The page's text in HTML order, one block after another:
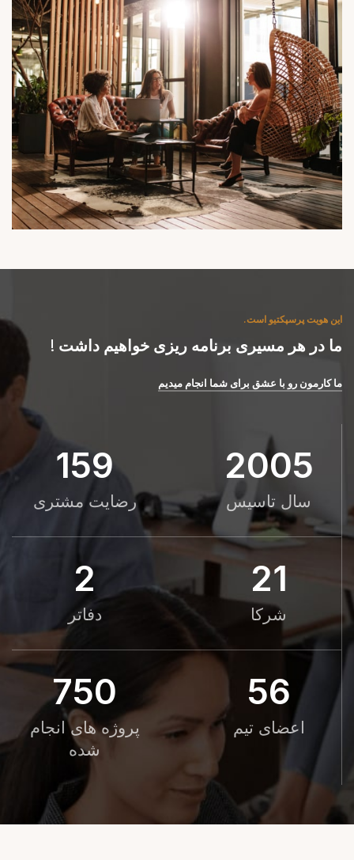
این هویت پرسپکتیو است.
ما در هر مسیری برنامه ریزی خواهیم داشت !
ما کارمون رو با عشق برای شما انجام میدیم
2005
سال تاسیس
159
رضایت مشتری
21
شرکا
2
دفاتر
56
اعضای تیم
750
پروژه های انجام
شده